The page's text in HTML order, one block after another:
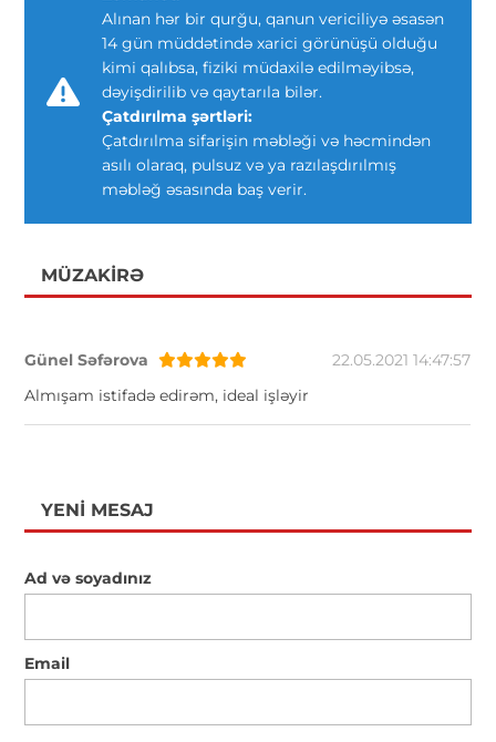
Alınan hər bir qurğu, qanun vericiliyə əsasən
14 gün müddətində xarici görünüşü olduğu
kimi qalıbsa, fiziki müdaxilə edilməyibsə,
dəyişdirilib və qaytarıla bilər.
Çatdırılma şərtləri:
Çatdırılma sifarişin məbləği və həcmindən
asılı olaraq, pulsuz və ya razılaşdırılmış
məbləğ əsasında baş verir.
MÜZAKIRƏ
Günel Səfərova
22.05.2021 14:47:57
Almışam istifadə edirəm, ideal işləyir
YENI MESAJ
Ad və soyadınız
Email